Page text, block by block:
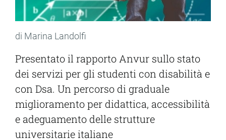
di Marina Landolfi
Presentato il rapporto Anvur sullo stato
dei servizi per gli studenti con disabilità e
con Dsa. Un percorso di graduale
miglioramento per didattica, accessibilità
e adeguamento delle strutture
universitarie italiane